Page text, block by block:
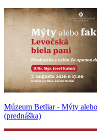
Múzeum Betliar - Mýty
(prednáška)